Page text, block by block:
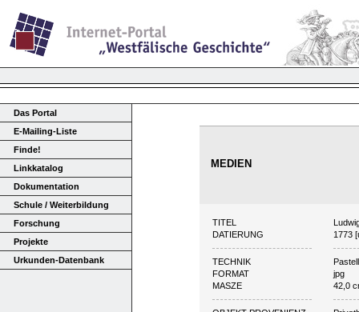
Das Portal
E-Mailing-Liste
Finde!
Linkkatalog
Dokumentation
Schule / Weiterbildung
Forschung
Projekte
Urkunden-Datenbank
MEDIEN
TITEL
DATIERUNG
1773
TECHNIK
Pastell
FORMAT
jpg
MASZE
42,0